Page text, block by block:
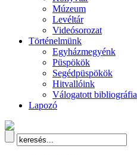
Múzeum
Levéltár
Videósorozat
Történelmünk
Egyházmegyénk
Püspökök
Segédpüspökök
Hitvallóink
Válogatott bibliográfia
Lapozó